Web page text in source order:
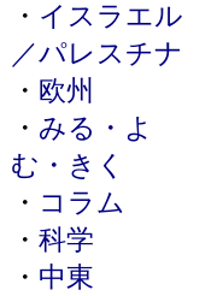
・ イスラエル
／パレスチナ
・ 欧州
・ みる・よ
む・きく
・ コラム
・ 科学
・ 中東